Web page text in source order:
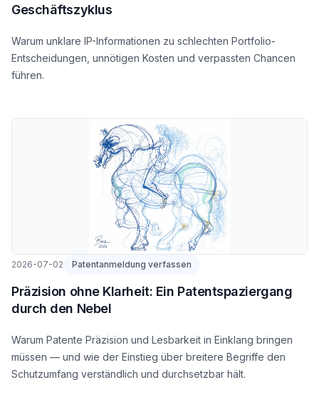
Geschäftszyklus
Warum unklare IP-Informationen zu schlechten Portfolio-
Entscheidungen, unnötigen Kosten und verpassten Chancen
führen.
2026-07-02 Patentanmeldung verfassen
Präzision ohne Klarheit: Ein Patentspaziergang
durch den Nebel
Warum Patente Präzision und Lesbarkeit in Einklang bringen
müssen — und wie der Einstieg über breitere Begriffe den
Schutzumfang verständlich und durchsetzbar hält.